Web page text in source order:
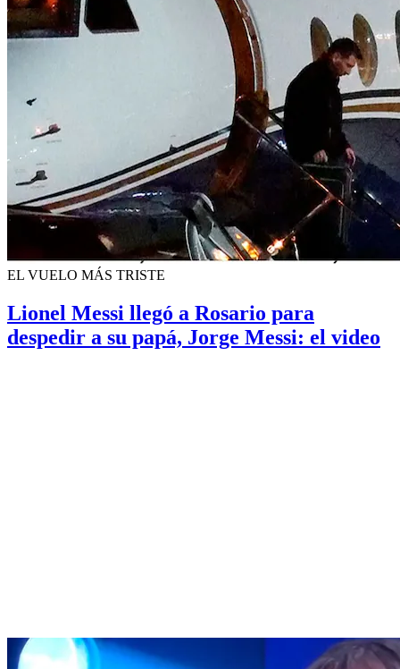
EL VUELO MÁS TRISTE
Lionel Messi llegó a Rosario para
despedir a su papá, Jorge Messi: el video